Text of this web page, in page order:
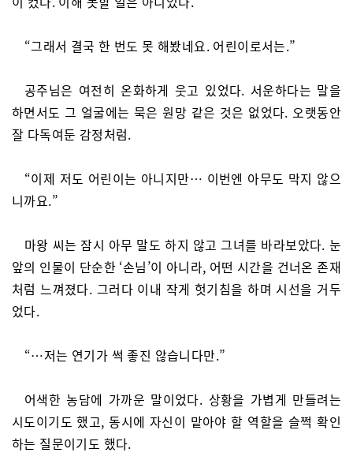
“그래서 결국 한 번도 못 해봤네요. 어린이로서는.”
공주님은 여전히 온화하게 웃고 있었다. 서운하다는 말을
하면서도 그 얼굴에는 묵은 원망 같은 것은 없었다. 오랫동안
잘 다독여둔 감정처럼.
“이제 저도 어린이는 아니지만… 이번엔 아무도 막지 않으
니까요.”
마왕 씨는 잠시 아무 말도 하지 않고 그녀를 바라보았다. 눈
앞의 인물이 단순한 ‘손님’이 아니라, 어떤 시간을 건너온 존재
처럼 느껴졌다. 그러다 이내 작게 헛기침을 하며 시선을 거두
었다.
“…저는 연기가 썩 좋진 않습니다만.”
어색한 농담에 가까운 말이었다. 상황을 가볍게 만들려는
시도이기도 했고, 동시에 자신이 맡아야 할 역할을 슬쩍 확인
하는 질문이기도 했다.